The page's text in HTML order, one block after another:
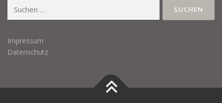
Suchen
Impressum
Datenschutz